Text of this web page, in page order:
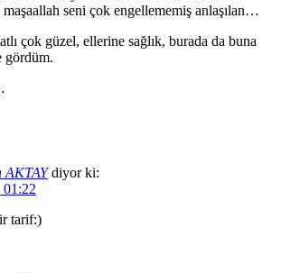
seni çok engellememiş anlaşılan…
çok güzel, ellerine sağlık, burada da buna
gördüm.
AKTAY diyor ki:
01:22
tarif:)